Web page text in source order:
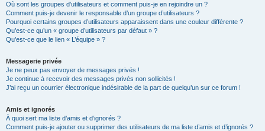
Où sont les groupes d’utilisateurs et comment puis-je en rejoindre un ?
Comment puis-je devenir le responsable d’un groupe d’utilisateurs ?
Pourquoi certains groupes d’utilisateurs apparaissent dans une couleur différente ?
Qu’est-ce qu’un « groupe d’utilisateurs par défaut » ?
Qu’est-ce que le lien « L’équipe » ?
Messagerie privée
Je ne peux pas envoyer de messages privés !
Je continue à recevoir des messages privés non sollicités !
J’ai reçu un courrier électronique indésirable de la part de quelqu’un sur ce forum !
Amis et ignorés
À quoi sert ma liste d’amis et d’ignorés ?
Comment puis-je ajouter ou supprimer des utilisateurs de ma liste d’amis et d’ignorés ?